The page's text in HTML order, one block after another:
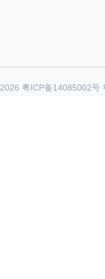
2026 粤ICP备14085002号